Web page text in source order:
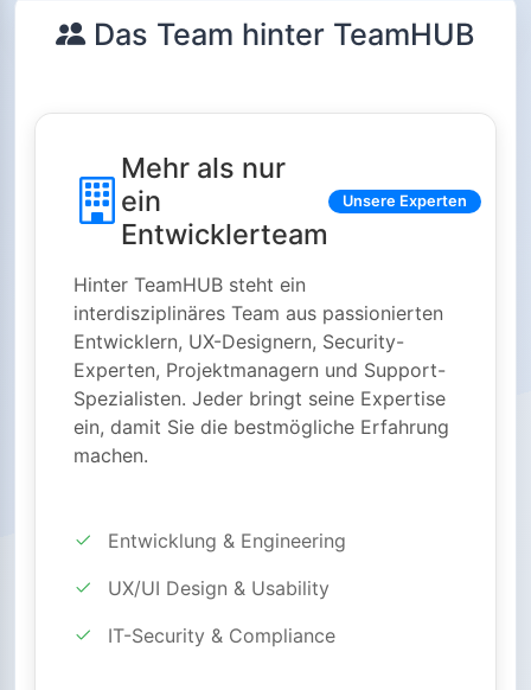
Das Team hinter TeamHUB
Mehr als nur
ein
Entwicklerteam
Unsere Experten
Hinter TeamHUB steht ein
interdisziplinäres Team aus passionierten
Entwicklern, UX-Designern, Security-
Experten, Projektmanagern und Support-
Spezialisten. Jeder bringt seine Expertise
ein, damit Sie die bestmögliche Erfahrung
machen.
Entwicklung & Engineering
UX/UI Design & Usability
IT-Security & Compliance